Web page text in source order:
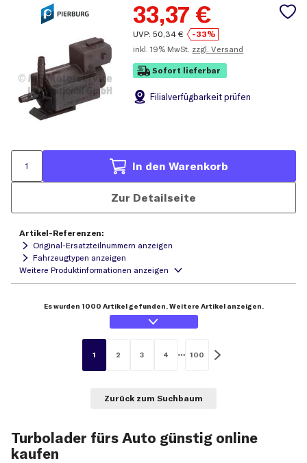
33,37 €
UVP:50,34 €
-33%
inkl. 19% MwSt. zzgl. Versand
Sofort lieferbar
Filialverfügbarkeit prüfen
In den Warenkorb
Zur Detailseite
Artikel-Referenzen:
Original-Ersatzteilnummern anzeigen
Fahrzeugtypen anzeigen
Es wurden 1000 Artikel gefunden. Weitere Artikel anzeigen.
1 2 3 4 100
Zurück zum Suchbaum
Turbolader fürs Auto günstig online
kaufen